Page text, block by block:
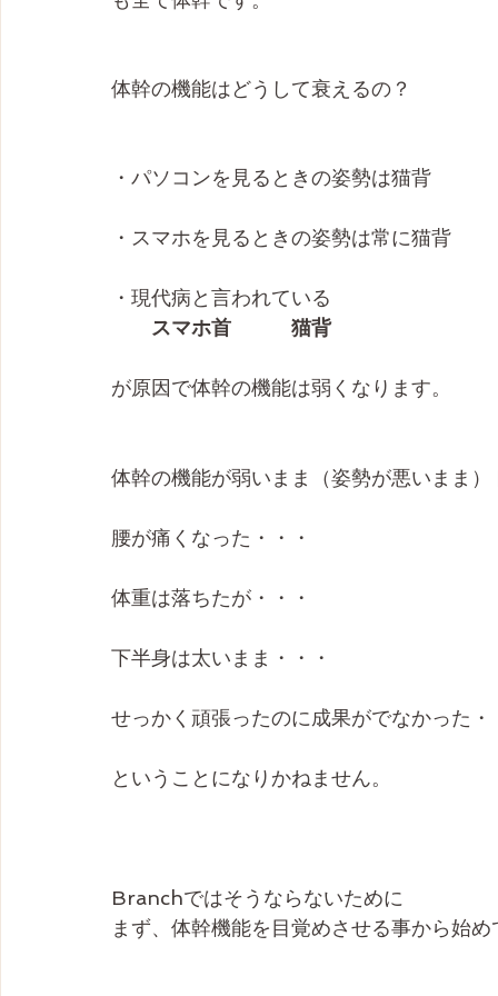
体幹の機能はどうして衰えるの？
・パソコンを見るときの姿勢は猫背
・スマホを見るときの姿勢は常に猫背
・現代病と言われている
スマホ首　　　猫背
が原因で体幹の機能は弱くなります。
体幹の機能が弱いまま（姿勢が悪いまま）
腰が痛くなった・・・
体重は落ちたが・・・
下半身は太いまま・・・
せっかく頑張ったのに成果がでなかった・
ということになりかねません。
Branchではそうならないために
まず、体幹機能を目覚めさせる事から始め